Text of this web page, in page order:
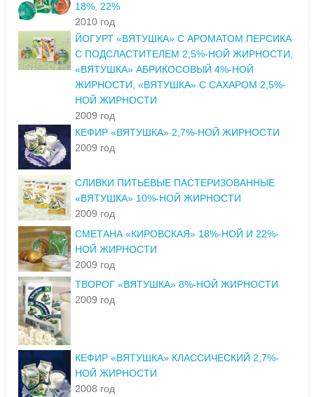
18%, 22%
2010 год
ЙОГУРТ «ВЯТУШКА» С АРОМАТОМ ПЕРСИКА
С ПОДСЛАСТИТЕЛЕМ 2,5%-НОЙ ЖИРНОСТИ,
«ВЯТУШКА» АБРИКОСОВЫЙ 4%-НОЙ
ЖИРНОСТИ, «ВЯТУШКА» С САХАРОМ 2,5%-
НОЙ ЖИРНОСТИ
2009 год
КЕФИР «ВЯТУШКА» 2,7%-НОЙ ЖИРНОСТИ
2009 год
СЛИВКИ ПИТЬЕВЫЕ ПАСТЕРИЗОВАННЫЕ
«ВЯТУШКА» 10%-НОЙ ЖИРНОСТИ
2009 год
СМЕТАНА «КИРОВСКАЯ» 18%-НОЙ И 22%-
НОЙ ЖИРНОСТИ
2009 год
ТВОРОГ «ВЯТУШКА» 8%-НОЙ ЖИРНОСТИ
2009 год
КЕФИР «ВЯТУШКА» КЛАССИЧЕСКИЙ 2,7%-
НОЙ ЖИРНОСТИ
2008 год